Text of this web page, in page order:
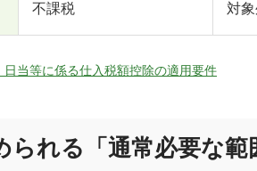
不課税 対
当等に係る仕入税額控除の適用要件
られる「通常必要な範